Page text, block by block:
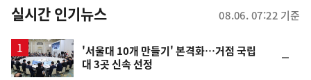
뉴
스
실시간 인기뉴스 08.06. 07:22 기준
'서울대 10개 만들기' 본격화…거점 국립
대 3곳 신속 선정